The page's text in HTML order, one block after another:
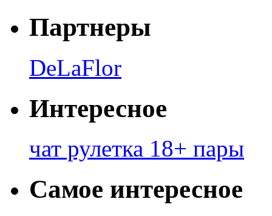
Партнеры
DeLaFlor
Интересное
чат рулетка 18+ пары
Самое интересное